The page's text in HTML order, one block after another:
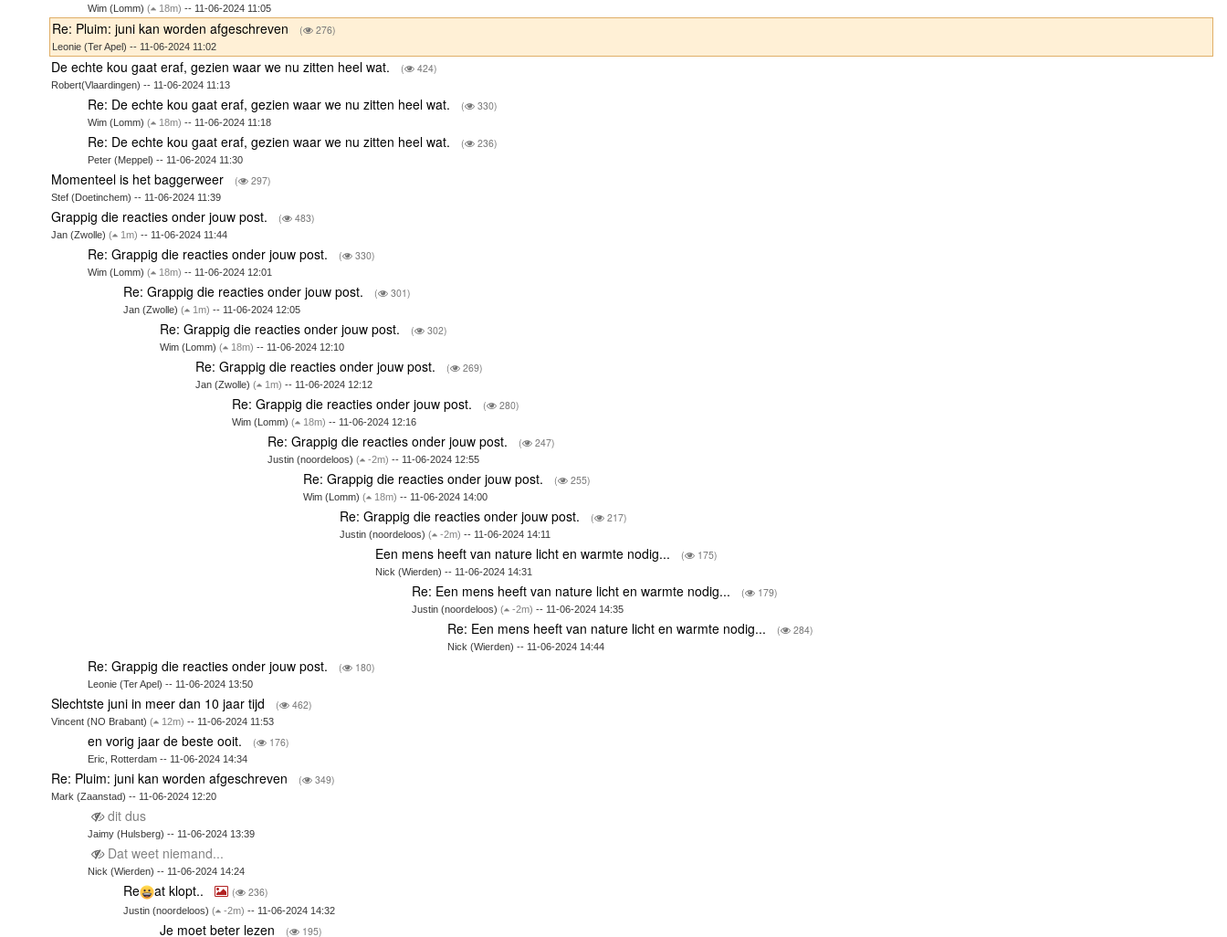
Wim (Lomm) ( 18m) -- 11-06-2024 11:05
Re: Pluim: juni kan worden afgeschreven ( 276)
Leonie (Ter Apel) -- 11-06-2024 11:02
De echte kou gaat eraf, gezien waar we nu zitten heel wat. ( 424)
Robert(Vlaardingen) -- 11-06-2024 11:13
Re: De echte kou gaat eraf, gezien waar we nu zitten heel wat. ( 330)
Wim (Lomm) ( 18m) -- 11-06-2024 11:18
Re: De echte kou gaat eraf, gezien waar we nu zitten heel wat. ( 236)
Peter (Meppel) -- 11-06-2024 11:30
Momenteel is het baggerweer ( 297)
Stef (Doetinchem) -- 11-06-2024 11:39
Grappig die reacties onder jouw post. ( 483)
Jan (Zwolle)( 1m) -- 11-06-2024 11:44
Re: Grappig die reacties onder jouw post. ( 330)
Wim (Lomm) ( 18m) -- 11-06-2024 12:01
Re: Grappig die reacties onder jouw post. ( 301)
Jan (Zwolle)( 1m) -- 11-06-2024 12:05
Re: Grappig die reacties onder jouw post. ( 302)
Wim (Lomm) ( 18m) -- 11-06-2024 12:10
Re: Grappig die reacties onder jouw post. ( 269)
Jan (Zwolle)( 1m) -- 11-06-2024 12:12
Re: Grappig die reacties onder jouw post. ( 280)
Wim (Lomm) ( 18m) -- 11-06-2024 12:16
Re: Grappig die reacties onder jouw post. ( 247)
Justin (noordeloos) ( -2m) -- 11-06-2024 12:55
Re: Grappig die reacties onder jouw post. ( 255)
Wim (Lomm)( 18m) -- 11-06-2024 14:00
Re: Grappig die reacties onder jouw post. ( 217)
Justin (noordeloos) ( -2m) -- 11-06-2024 14:11
Een mens heeft van nature licht en warmte nodig... ( 175)
Nick (Wierden) -- 11-06-2024 14:31
Re: Een mens heeft van nature licht en warmte nodig... ( 179)
Justin (noordeloos) ( -2m) -- 11-06-2024 14:35
Re: Een mens heeft van nature licht en warmte nodig... ( 284)
Nick (Wierden) -- 11-06-2024 14:44
Re: Grappig die reacties onder jouw post. ( 180)
Leonie (Ter Apel) -- 11-06-2024 13:50
Slechtste juni in meer dan 10 jaar tijd ( 462)
Vincent (NO Brabant)( 12m) -- 11-06-2024 11:53
en vorig jaar de beste ooit. ( 176)
Eric, Rotterdam -- 11-06-2024 14:34
Re: Pluim: juni kan worden afgeschreven ( 349)
Mark (Zaanstad) -- 11-06-2024 12:20
dit dus
Jaimy (Hulsberg) -- 11-06-2024 13:39
Dat weet niemand...
Nick (Wierden) -- 11-06-2024 14:24
Re at klopt.. ( 236)
Justin (noordeloos)( -2m) -- 11-06-2024 14:32
Je moet beter lezen ( 195)